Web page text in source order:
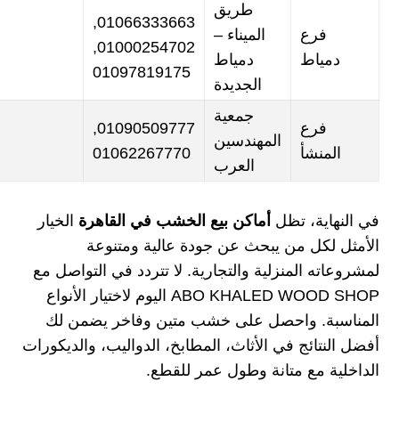
فرع
دمياط
طريق
الميناء –
دمياط
الجديدة
01066333663,
01000254702,
01097819175
فرع
المنشأ
جمعية
المهندسين
العرب
01090509777,
01062267770
في النهاية، تظل أماكن بيع الخشب في القاهرة الخيار
الأمثل لكل من يبحث عن جودة عالية ومتنوعة
لمشروعاته المنزلية والتجارية. لا تتردد في التواصل مع
ABO KHALED WOOD SHOP اليوم لاختيار الأنواع
المناسبة. واحصل على خشب متين وفاخر يضمن لك
أفضل النتائج في الأثاث، المطابخ، الدواليب، والديكورات
الداخلية مع متانة وطول عمر للقطع.